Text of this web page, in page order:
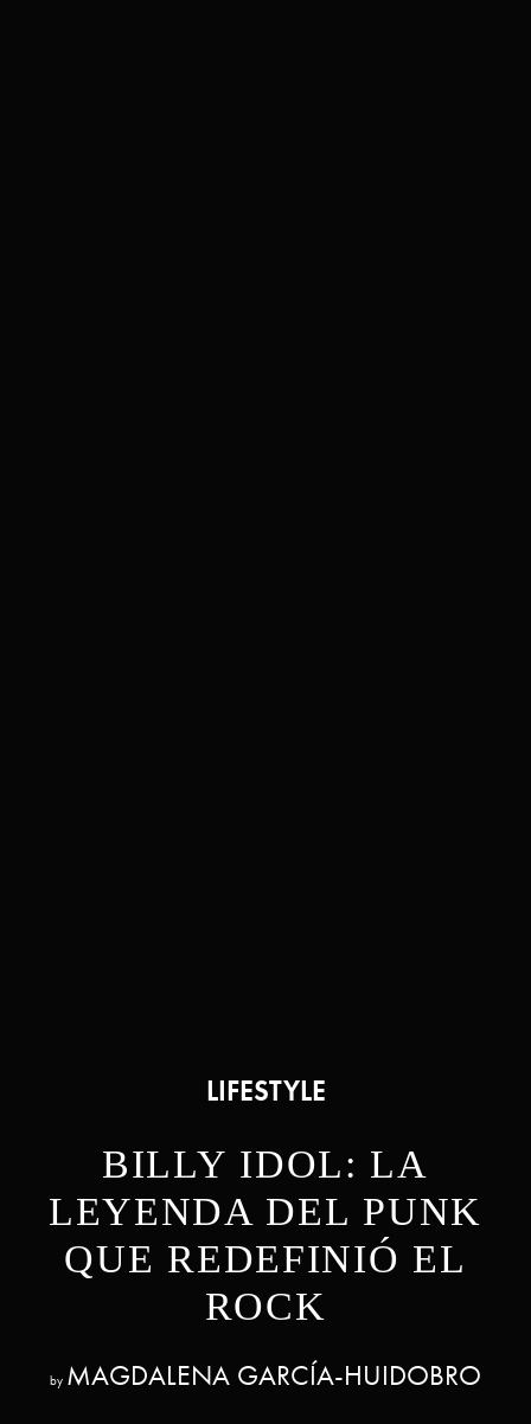
LIFESTYLE
BILLY IDOL: LA
LEYENDA DEL PUNK
QUE REDEFINIÓ EL
ROCK
by MAGDALENA GARCÍA-HUIDOBRO